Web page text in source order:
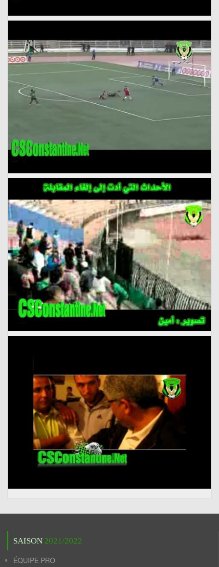
SAISON 2021/2022
ÉQUIPE PRO